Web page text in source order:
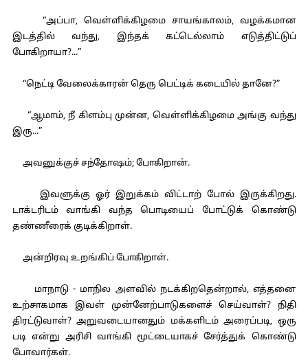
“அப்பா, வெள்ளிக்கிழமை சாயங்காலம், வழக்கமான
இடத்தில் வந்து, இந்தக் கட்டெல்லாம் எடுத்திட்டுப்
போகிறாயா?...”
“நெட்டி வேலைக்காரன் தெரு பெட்டிக் கடையில் தானே?”
“ஆமாம், நீ கிளம்பு முன்ன, வெள்ளிக்கிழமை அங்கு வந்து
இரு...”
அவனுக்குச் சந்தோஷம்; போகிறான்.
இவளுக்கு ஓர் இறுக்கம் விட்டாற் போல் இருக்கிறது.
டாக்டரிடம் வாங்கி வந்த பொடியைப் போட்டுக் கொண்டு
தண்ணீரைக் குடிக்கிறாள்.
அன்றிரவு உறங்கிப் போகிறாள்.
மாநாடு - மாநில அளவில் நடக்கிறதென்றால், எத்தனை
உற்சாகமாக இவள் முன்னேற்பாடுகளைச் செய்வாள்? நிதி
திரட்டுவாள்? அறுவடையானதும் மக்களிடம் அரைப்படி, ஒரு
படி என்று அரிசி வாங்கி மூட்டையாகச் சேர்த்துக் கொண்டு
போவார்கள்.